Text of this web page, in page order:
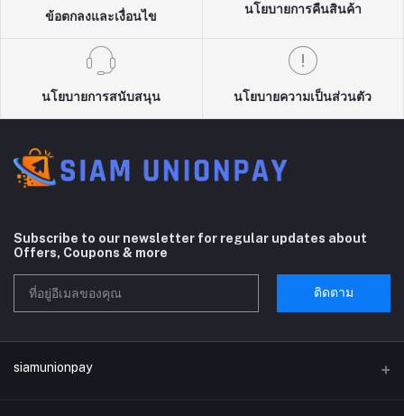
ข้อตกลงและเงื่อนไข
นโยบายการคืนสินค้า
นโยบายการสนับสนุน นโยบายความเป็นส่วนตัว
Subscribe to our newsletter for regular updates about
Offers, Coupons & more
ติดตาม
siamunionpay